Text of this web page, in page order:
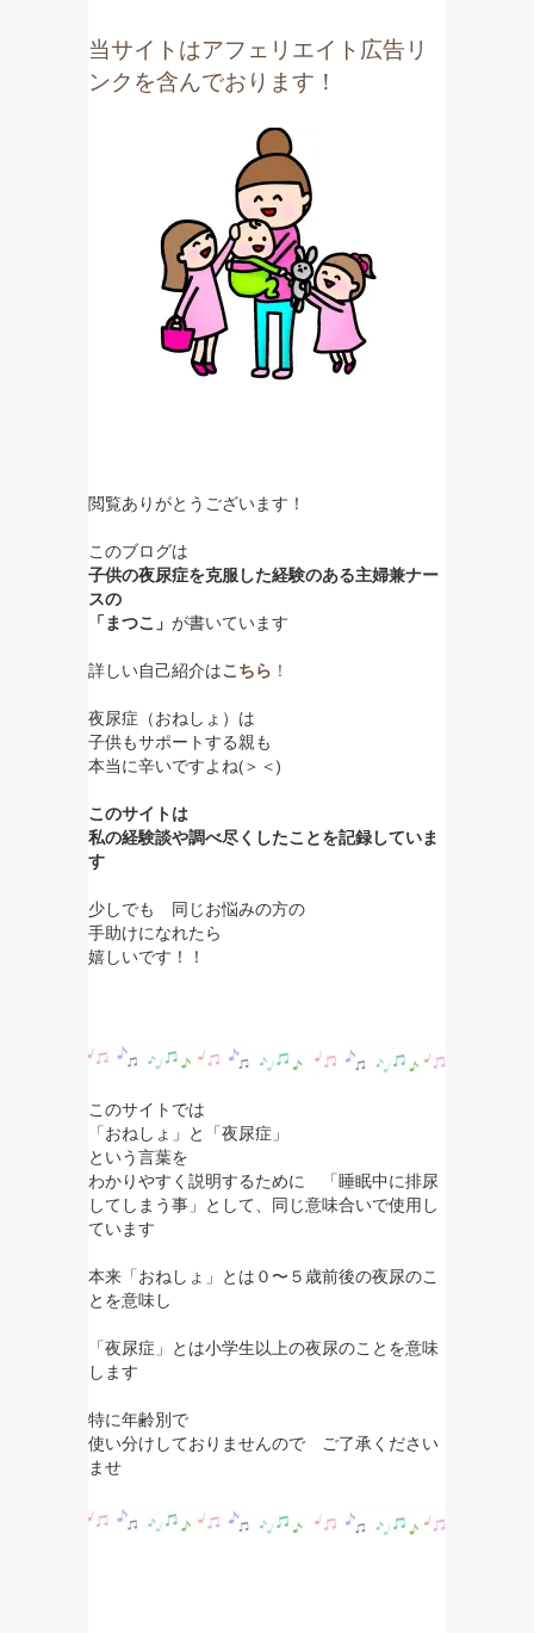
有
(
新
し
き
ま
す
)
ク
リ
ッ
ク
さ
い
新
し
い
ウ
ィ
ン
ド
ウ
で
開
当サイトはアフェリエイト広告リ
ンクを含んでおります！
閲覧ありがとうございます！
このブログは
子供の夜尿症を克服した経験のある主婦兼ナー
スの
「まつこ」 が書いています
詳しい自己紹介はこちら ！
夜尿症（おねしょ）は
子供もサポートする親も
本当に辛いですよね(＞＜)
このサイトは
私の経験談や調べ尽くしたことを記録していま
す
少しでも 同じお悩みの方の
手助けになれたら
嬉しいです！！
このサイトでは
「おねしょ」と「夜尿症」
という言葉を
わかりやすく説明するために 「睡眠中に排尿
してしまう事」として、同じ意味合いで使用し
ています
本来「おねしょ」とは０〜５歳前後の夜尿のこ
とを意味し
「夜尿症」とは小学生以上の夜尿のことを意味
します
特に年齢別で
使い分けしておりませんので ご了承ください
ませ